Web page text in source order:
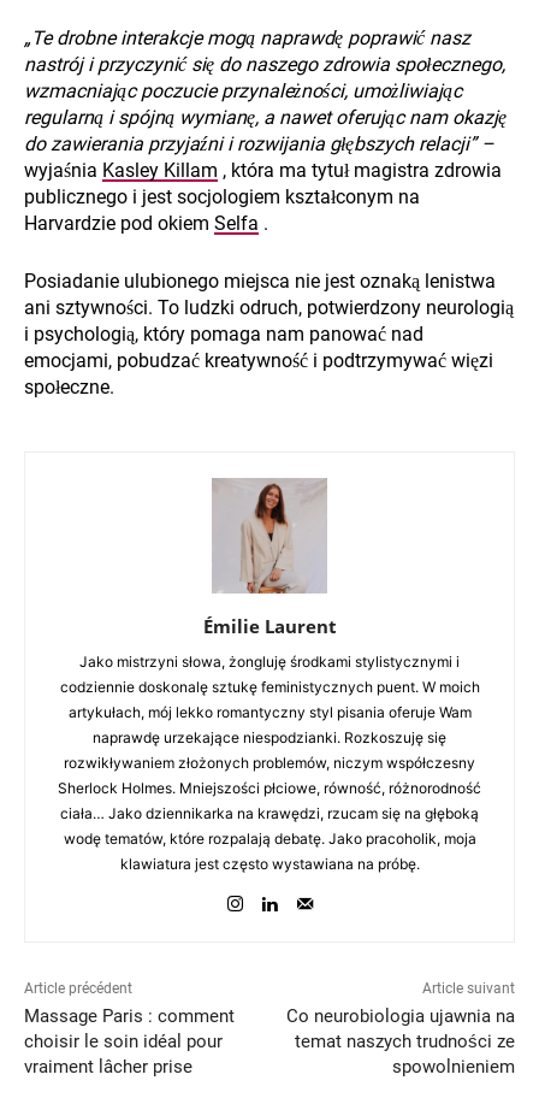
„Te drobne interakcje mogą naprawdę poprawić nasz
nastrój i przyczynić się do naszego zdrowia społecznego,
wzmacniając poczucie przynależności, umożliwiając
regularną i spójną wymianę, a nawet oferując nam okazję
do zawierania przyjaźni i rozwijania głębszych relacji” –
wyjaśnia Kasley Killam , która ma tytuł magistra zdrowia
publicznego i jest socjologiem kształconym na
Harvardzie pod okiem Selfa .
Posiadanie ulubionego miejsca nie jest oznaką lenistwa
ani sztywności. To ludzki odruch, potwierdzony neurologią
i psychologią, który pomaga nam panować nad
emocjami, pobudzać kreatywność i podtrzymywać więzi
społeczne.
Émilie Laurent
Jako mistrzyni słowa, żongluję środkami stylistycznymi i
codziennie doskonalę sztukę feministycznych puent. W moich
artykułach, mój lekko romantyczny styl pisania oferuje Wam
naprawdę urzekające niespodzianki. Rozkoszuję się
rozwikływaniem złożonych problemów, niczym współczesny
Sherlock Holmes. Mniejszości płciowe, równość, różnorodność
ciała… Jako dziennikarka na krawędzi, rzucam się na głęboką
wodę tematów, które rozpalają debatę. Jako pracoholik, moja
klawiatura jest często wystawiana na próbę.
Article précédent
Massage Paris : comment
choisir le soin idéal pour
vraiment lâcher prise
Article suivant
Co neurobiologia ujawnia na
temat naszych trudności ze
spowolnieniem